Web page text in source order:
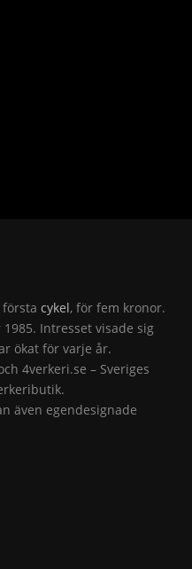
förstacykel, för fem kronor.
Intresset visade sig
ökat för varje år.
4verkeri.se – Sveriges
även egendesignade